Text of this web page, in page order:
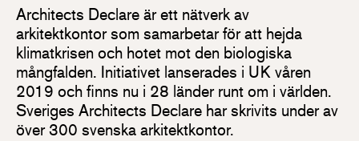
Architects Declare är ett nätverk av
arkitektkontor som samarbetar för att hejda
klimatkrisen och hotet mot den biologiska
mångfalden. Initiativet lanserades i UK våren
2019 och finns nu i 28 länder runt om i världen.
Sveriges Architects Declare har skrivits under av
över 300 svenska arkitektkontor.